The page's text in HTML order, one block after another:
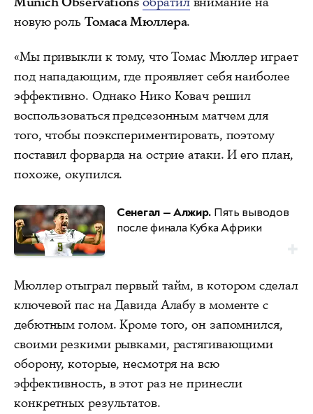
новую роль Томаса Мюллера.
«Мы привыкли к тому, что Томас Мюллер играет
под нападающим, где проявляет себя наиболее
эффективно. Однако Нико Ковач решил
воспользоваться предсезонным матчем для
того, чтобы поэкспериментировать, поэтому
поставил форварда на острие атаки. И его план,
похоже, окупился.
Сенегал — Алжир. Пять выводов
после финала Кубка Африки
Мюллер отыграл первый тайм, в котором сделал
ключевой пас на Давида Алабу в моменте с
дебютным голом. Кроме того, он запомнился,
своими резкими рывками, растягивающими
оборону, которые, несмотря на всю
эффективность, в этот раз не принесли
конкретных результатов.